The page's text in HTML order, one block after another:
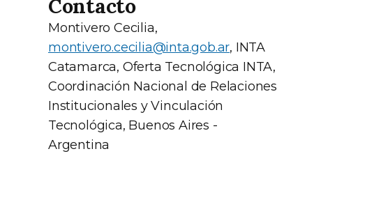
Contacto
Montivero Cecilia,
montivero.cecilia@inta.gob.ar, INTA
Catamarca, Oferta Tecnológica INTA,
Coordinación Nacional de Relaciones
Institucionales y Vinculación
Tecnológica, Buenos Aires -
Argentina